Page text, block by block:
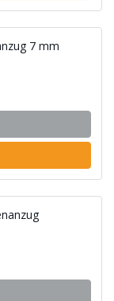
7 mm